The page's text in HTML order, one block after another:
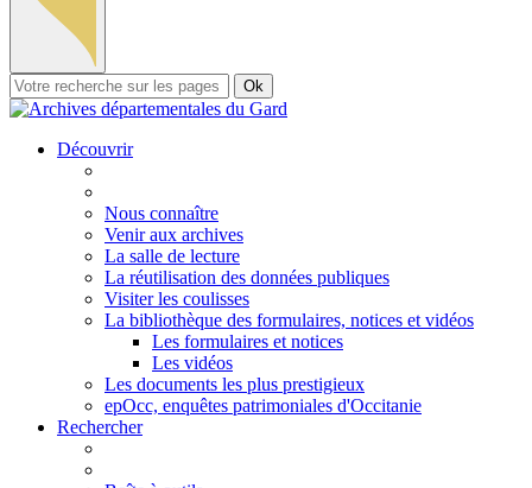
Ok
Découvrir
Nous connaître
Venir aux archives
La salle de lecture
La réutilisation des données publiques
Visiter les coulisses
La bibliothèque des formulaires, notices et vidéos
Les formulaires et notices
Les vidéos
Les documents les plus prestigieux
epOcc, enquêtes patrimoniales d'Occitanie
Rechercher